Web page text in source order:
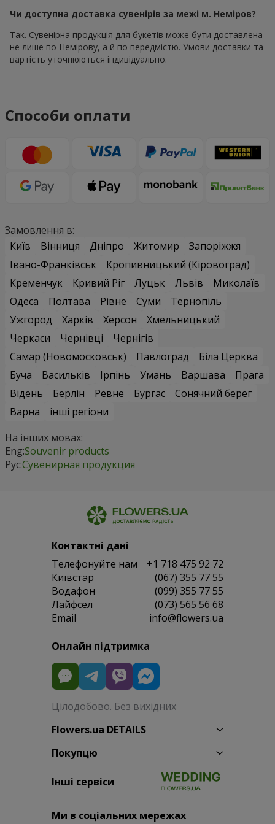
Чи доступна доставка сувенірів за межі м. Неміров?
Так. Сувенірна продукція для букетів може бути доставлена
не лише по Немірову, а й по передмістю. Умови доставки та
вартість уточнюються індивідуально.
Способи оплати
Замовлення в:
Київ
Вінниця Дніпро Житомир
Запоріжжя
Івано-Франківськ
Кропивницький (Кіровоград)
Кременчук
Кривий Ріг Луцьк Львів
Миколаїв
Одеса
Полтава Рівне Суми
Тернопіль
Ужгород
Харків Херсон
Хмельницький
Черкаси
Чернівці
Чернігів
Самар (Новомосковськ)
Павлоград
Біла Церква
Буча
Васильків Ірпінь Умань Варшава
Прага
Відень
Берлін Ревне Бургас
Сонячний берег
Варна
інші регіони
На інших мовах:
Eng:Souvenir products
Рус:Сувенирная продукция
Контактні дані
Телефонуйте нам
+1 718 475 92 72
Київстар
(067) 355 77 55
Водафон
(099) 355 77 55
Лайфсел
(073) 565 56 68
Email
info@flowers.ua
Онлайн підтримка
Цілодобово. Без вихідних
Flowers.ua DETAILS
Покупцю
Інші сервіси
Ми в соціальних мережах